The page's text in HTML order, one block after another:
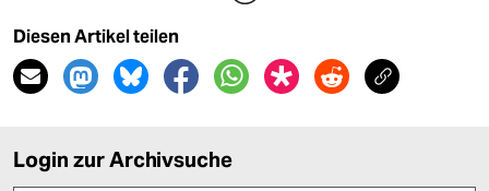
Diesen Artikel teilen
Login zur Archivsuche